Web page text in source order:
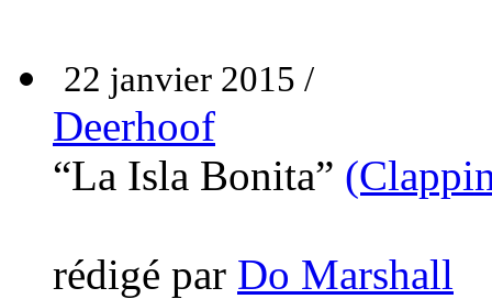
22 janvier 2015 /
Deerhoof
“La Isla Bonita”
rédigé par Do Marshall